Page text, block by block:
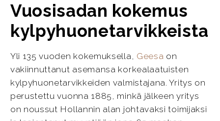
Vuosisadan kokemus
kylpyhuonetarvikkeista
Yli 135 vuoden kokemuksella, Geesa on
vakiinnuttanut asemansa korkealaatuisten
kylpyhuonetarvikkeiden valmistajana. Yritys on
perustettu vuonna 1885, minkä jälkeen yritys
on noussut Hollannin alan johtavaksi toimijaksi